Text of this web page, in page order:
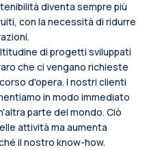
diventa sempre più
con la necessità di ridurre
di progetti sviluppati
che ci vengano richieste
d'opera. I nostri clienti
in modo immediato
parte del mondo. Ciò
attività ma aumenta
il nostro know-how.